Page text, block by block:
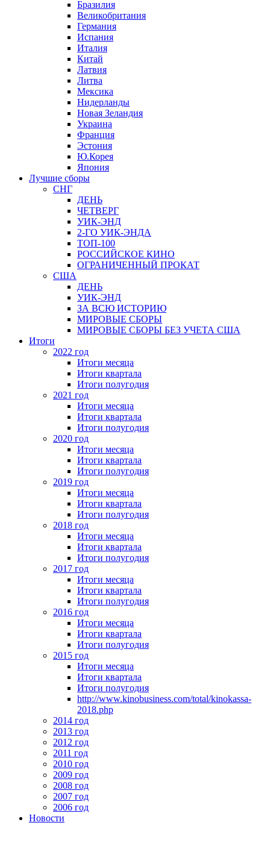
Бразилия
Великобритания
Германия
Испания
Италия
Китай
Латвия
Литва
Мексика
Нидерланды
Новая Зеландия
Украина
Франция
Эстония
Ю.Корея
Япония
Лучшие сборы
СНГ
ДЕНЬ
ЧЕТВЕРГ
УИК-ЭНД
2-ГО УИК-ЭНДА
ТОП-100
РОССИЙСКОЕ КИНО
ОГРАНИЧЕННЫЙ ПРОКАТ
США
ДЕНЬ
УИК-ЭНД
ЗА ВСЮ ИСТОРИЮ
МИРОВЫЕ СБОРЫ
МИРОВЫЕ СБОРЫ БЕЗ УЧЕТА США
Итоги
2022 год
Итоги месяца
Итоги квартала
Итоги полугодия
2021 год
Итоги месяца
Итоги квартала
Итоги полугодия
2020 год
Итоги месяца
Итоги квартала
Итоги полугодия
2019 год
Итоги месяца
Итоги квартала
Итоги полугодия
2018 год
Итоги месяца
Итоги квартала
Итоги полугодия
2017 год
Итоги месяца
Итоги квартала
Итоги полугодия
2016 год
Итоги месяца
Итоги квартала
Итоги полугодия
2015 год
Итоги месяца
Итоги квартала
Итоги полугодия
http://www.kinobusiness.com/total/kinokassa-
2018.php
2014 год
2013 год
2012 год
2011 год
2010 год
2009 год
2008 год
2007 год
2006 год
Новости